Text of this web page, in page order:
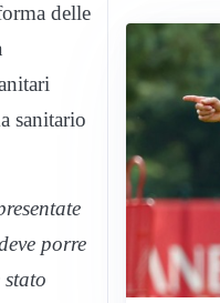
delle
sanitario
porre